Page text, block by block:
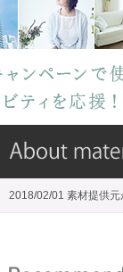
2018/02/01 素材提供